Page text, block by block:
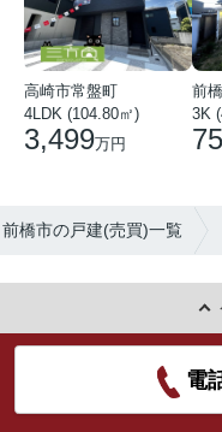
高崎市常盤町
4LDK (104.80㎡)
3,499万円
前
3K
前橋市の戸建(売買)一覧
電